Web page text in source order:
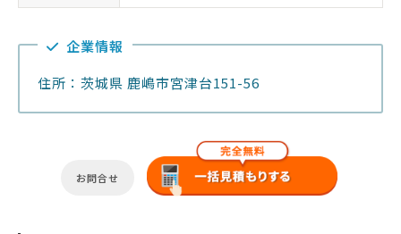
企業情報
住所：茨城県 鹿嶋市宮津台151-56
お問合せ